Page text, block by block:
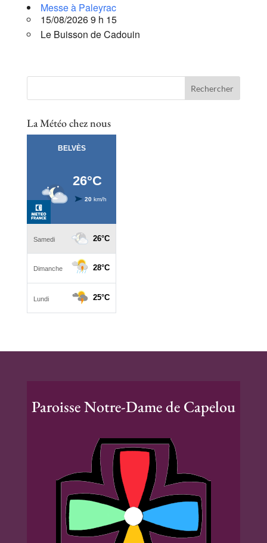
Messe à Paleyrac
15/08/2026 9 h 15
Le Buisson de Cadouin
La Météo chez nous
Paroisse Notre-Dame de Capelou